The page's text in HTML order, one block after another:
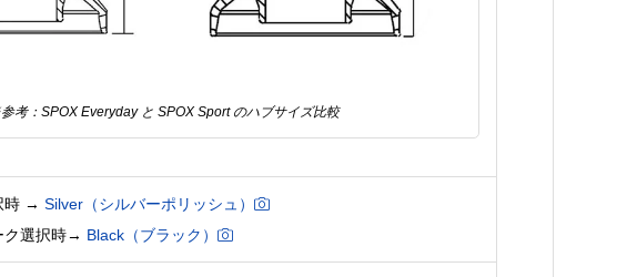
考：SPOX Everyday と SPOX Sport のハブサイズ比較
時 → Silver（シルバーポリッシュ）
ク選択時→ Black（ブラック）